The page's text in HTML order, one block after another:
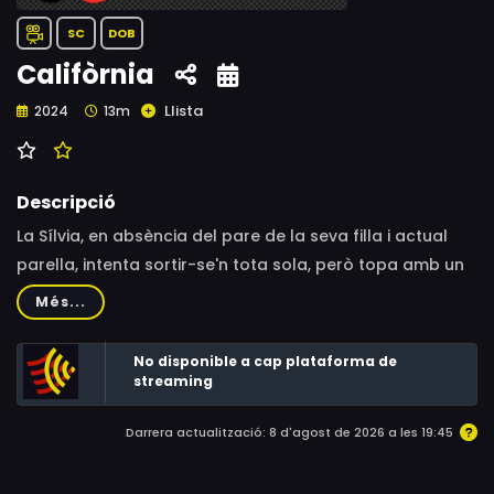
SC DOB
Califòrnia
2024 13m Llista
Descripció
La Sílvia, en absència del pare de la seva filla i actual
parella, intenta sortir-se'n tota sola, però topa amb un
món ple d'hàbits que entorpeixen la seva capacitat de
ser mare. Per la seva banda, la nena s'ha d'espavilar
sola si vol tirar endavant.
Més...
No disponible a cap plataforma de
streaming
Darrera actualització: 8 d'agost de 2026 a les 19:45